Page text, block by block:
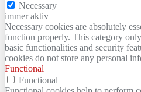
Necessary
immer aktiv
Necessary cookies are absolutely
function properly. This category
basic functionalities and security
cookies do not store any personal
Functional
Functional